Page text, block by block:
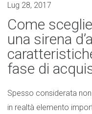
Lug 28, 2017
Come
una sirena
fase di
Spesso considerata
in realtà elemento